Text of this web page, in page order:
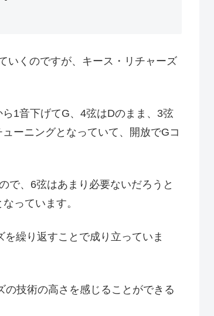
いくのですが、キース・リチャーズ
1音下げてG、4弦はDのまま、3弦
ーニングとなっていて、開放でGコ
で、6弦はあまり必要ないだろうと
っています。
繰り返すことで成り立っていま
技術の高さを感じることができる